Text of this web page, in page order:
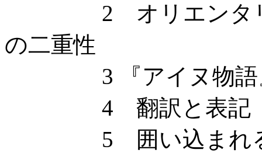
2 オリエンタリズ
の二重性
3 『アイヌ物語』
4 翻訳と表記
5 囲い込まれ